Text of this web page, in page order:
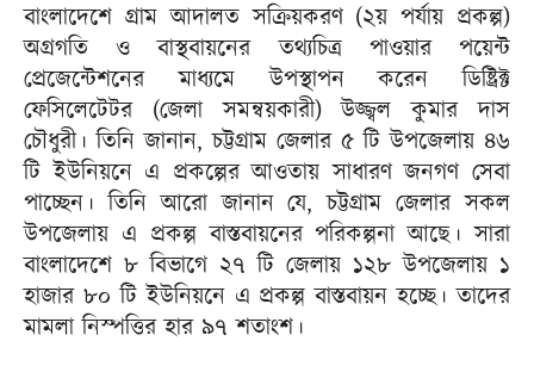
বাংলাদেশে গ্রাম আদালত সক্রিয়করণ (২য় পর্যায় প্রকল্প)
অগ্রগতি ও বাস্থবায়নের তথ্যচিত্র পাওয়ার পয়েন্ট
প্রেজেন্টেশনের মাধ্যমে উপস্থাপন করেন ডিষ্ট্রিক্ট
ফেসিলেটেটর (জেলা সমন্বয়কারী) উজ্জ্বল কুমার দাস
চৌধুরী। তিনি জানান, চট্টগ্রাম জেলার ৫ টি উপজেলায় ৪৬
টি ইউনিয়নে এ প্রকল্পের আওতায় সাধারণ জনগণ সেবা
পাচ্ছেন। তিনি আরো জানান যে, চট্টগ্রাম জেলার সকল
উপজেলায় এ প্রকল্প বাস্তবায়নের পরিকল্পনা আছে। সারা
বাংলাদেশে ৮ বিভাগে ২৭ টি জেলায় ১২৮ উপজেলায় ১
হাজার ৮০ টি ইউনিয়নে এ প্রকল্প বাস্তবায়ন হচ্ছে। তাদের
মামলা নিস্পত্তির হার ৯৭ শতাংশ।